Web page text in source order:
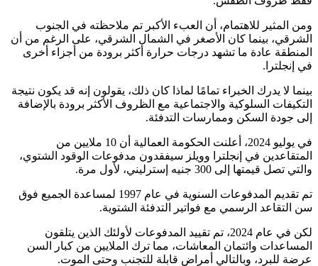
ومن المثير للاهتمام، أن العبء الأكبر تم ملاحظته في الجنوب
الشرقي، بينما كان الأصغر في الشمال الشرقي، على الرغم من أن
المنطقة عادة ما تشهد درجات حرارة أكثر برودة من أجزاء أخرى
في إنجلترا.
بينما لا يدرك الخبراء تمامًا لماذا كان ذلك، يقولون إنه قد يكون نتيجة
التكيفات السلوكية والاجتماعية مع الظروف الأكثر برودة بالإضافة
إلى جودة السكن وممارسات التدفئة.
في يوليو 2024، أعلنت الحكومة العمالية أن 10 ملايين من
المتقاعدين في إنجلترا وويلز سيفقدون مدفوعات الوقود الشتوي،
والتي تصل قيمتها إلى 300 جنيه إسترليني، لأول مرة.
تم تقديم المدفوعات السنوية في عام 1997 لمساعدة الجميع فوق
سن التقاعد الرسمي مع فواتير التدفئة الشتوية.
لكن في عام 2024، تم تقييد المدفوعات لأولئك الذين يتلقون
المساعدات وائتمان المعاشات، مما ترك الملايين من كبار السن
عرضة للبرد، وبالتالي أمراض قابلة للتجنب وحتى الموت.